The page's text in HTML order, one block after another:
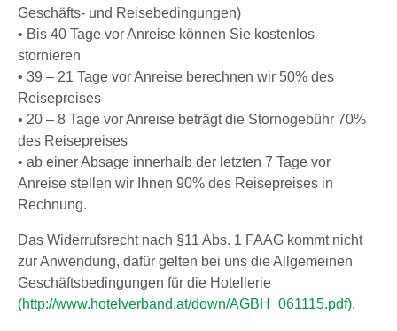
Geschäfts- und Reisebedingungen)
• Bis 40 Tage vor Anreise können Sie kostenlos
stornieren
• 39 – 21 Tage vor Anreise berechnen wir 50% des
Reisepreises
• 20 – 8 Tage vor Anreise beträgt die Stornogebühr 70%
des Reisepreises
• ab einer Absage innerhalb der letzten 7 Tage vor
Anreise stellen wir Ihnen 90% des Reisepreises in
Rechnung.
Das Widerrufsrecht nach §11 Abs. 1 FAAG kommt nicht
zur Anwendung, dafür gelten bei uns die Allgemeinen
Geschäftsbedingungen für die Hotellerie
(http://www.hotelverband.at/down/AGBH_061115.pdf).